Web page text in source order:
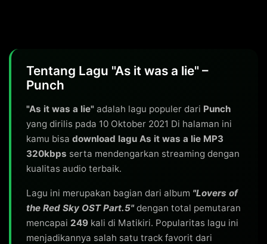
Tentang Lagu "As it was a lie" –
Punch
"As it was a lie" adalah lagu populer dari Punch
yang dirilis pada 10 Oktober 2021 Di halaman ini
kamu bisa download lagu As it was a lie MP3
320kbps serta mendengarkan streaming dengan
kualitas audio terbaik.
Lagu ini merupakan bagian dari album "Lovers of
the Red Sky OST Part.5"dengan total pemutaran
mencapai 249 kali di Matikiri. Popularitas lagu ini
menjadikannya salah satu track favorit dari